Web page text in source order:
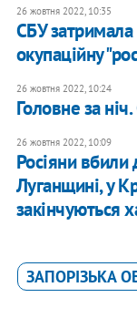
26 жовтня 2022, 10:35
СБУ
окупаційну
26 жовтня 2022, 10:24
Головне за
26 жовтня 2022, 10:09
Росіяни вбили
Луганщині, у
закінчуються
ЗАПОРІЗЬКА